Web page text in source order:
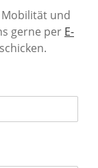
Mobilität und
gerne per E-